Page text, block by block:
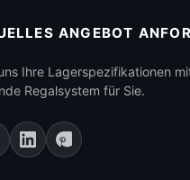
ANGEBOT
Ihre Lagerspezifikationen
Regalsystem für Sie.